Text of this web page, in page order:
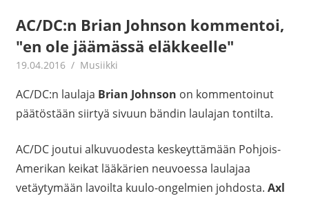
AC/DC:n Brian Johnson kommentoi,
"en ole jäämässä eläkkeelle"
19.04.2016 mestanet
Musiikki
AC/DC:n laulaja Brian Johnson on kommentoinut
päätöstään siirtyä sivuun bändin laulajan tontilta.
AC/DC joutui alkuvuodesta keskeyttämään Pohjois-
Amerikan keikat lääkärien neuvoessa laulajaa
vetäytymään lavoilta kuulo-ongelmien johdosta. Axl